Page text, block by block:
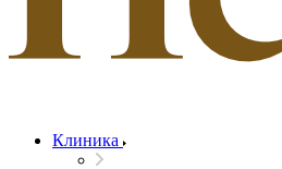
Клиника